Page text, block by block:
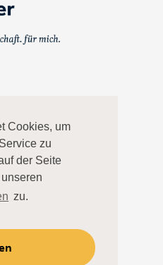
Cookies, um
zu
der Seite
zu.